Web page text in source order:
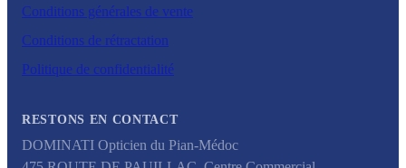
Conditions générales de vente
Conditions de rétractation
Politique de confidentialité
RESTONS EN CONTACT
DOMINATI Opticien du Pian-Médoc